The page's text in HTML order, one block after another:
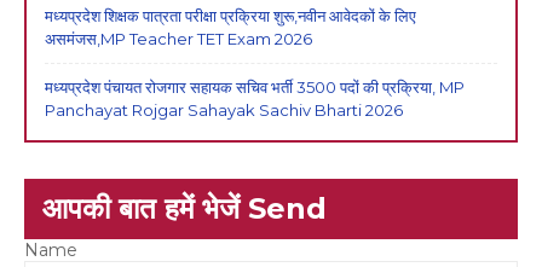
मध्यप्रदेश शिक्षक पात्रता परीक्षा प्रक्रिया शुरू,नवीन आवेदकों के लिए
असमंजस,MP Teacher TET Exam 2026
मध्यप्रदेश पंचायत रोजगार सहायक सचिव भर्ती 3500 पदों की प्रक्रिया, MP
Panchayat Rojgar Sahayak Sachiv Bharti 2026
आपकी बात हमें भेजें Send
Name